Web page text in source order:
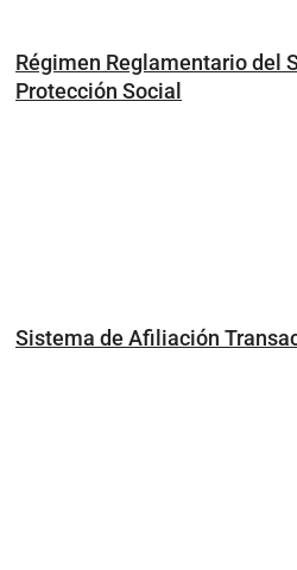
Régimen Reglamentario del
Protección Social
Sistema de Afiliación